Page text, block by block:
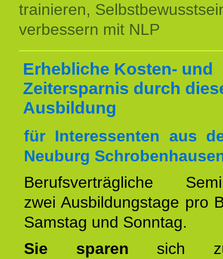
trainieren,
verbessern mit NLP
Erhebliche Kosten- und
Zeitersparnis durch
Ausbildung
für Interessenten aus
Neuburg
Berufsverträgliche
zwei Ausbildungstage pro
Samstag und Sonntag.
Sie sparen sich